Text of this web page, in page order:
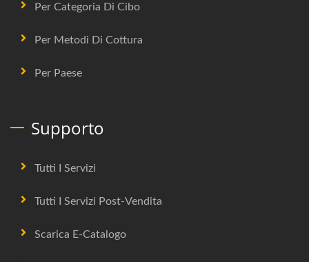
Per Categoria Di Cibo
Per Metodi Di Cottura
Per Paese
Supporto
Tutti I Servizi
Tutti I Servizi Post-Vendita
Scarica E-Catalogo